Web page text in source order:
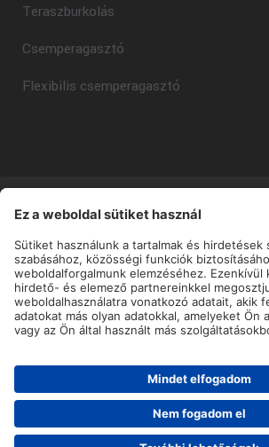
Teraszburkolás
Csemperagasztó
Flexibilis csemperagasztó
Copyright © Mapei Kft - 2025